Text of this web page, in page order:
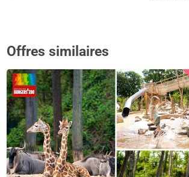
Offres similaires